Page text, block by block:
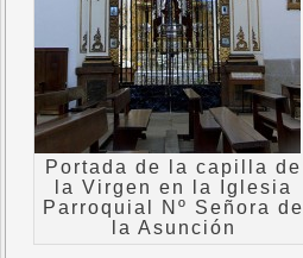
Portada de la capilla de
la Virgen en la Iglesia
Parroquial Nº Señora de
la Asunción